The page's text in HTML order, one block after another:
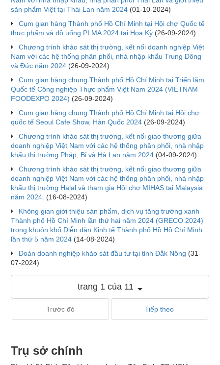
sản phẩm Việt tại Thái Lan năm 2024 (01-10-2024)
Cụm gian hàng Thành phố Hồ Chí Minh tại Hội chợ Quốc tế
thực phẩm và đồ uống PLMA 2024 tại Hoa Kỳ (26-09-2024)
Chương trình khảo sát thị trường, kết nối doanh nghiệp Việt
Nam với các hệ thống phân phối, nhà nhập khẩu Trung Đông
và Đức năm 2024 (26-09-2024)
Cụm gian hàng chung Thành phố Hồ Chí Minh tại Triển lãm
Quốc tế Công nghiệp Thực phẩm Việt Nam 2024 (VIETNAM
FOODEXPO 2024) (26-09-2024)
Cụm gian hàng chung Thành phố Hồ Chí Minh tại Hội chợ
quốc tế Seoul Cafe Show, Hàn Quốc 2024 (26-09-2024)
Chương trình khảo sát thị trường, kết nối giao thương giữa
doanh nghiệp Việt Nam với các hệ thống phân phối, nhà nhập
khẩu thị trường Pháp, Bỉ và Hà Lan năm 2024 (04-09-2024)
Chương trình khảo sát thị trường, kết nối giao thương giữa
doanh nghiệp Việt Nam với các hệ thống phân phối, nhà nhập
khẩu thị trường Halal và tham gia Hội chợ MIHAS tại Malaysia
năm 2024. (16-08-2024)
Không gian giới thiệu sản phẩm, dịch vụ tăng trưởng xanh
Thành phố Hồ Chí Minh lần thứ hai năm 2024 (GRECO 2024)
trong khuôn khổ Diễn đàn Kinh tế Thành phố Hồ Hồ Chí Minh
lần thứ 5 năm 2024 (14-08-2024)
Đoàn doanh nghiệp khảo sát đầu tư tại tỉnh Đắk Nông (31-
07-2024)
trang 1 của 11
Trước đó Tiếp theo
Trụ sở chính